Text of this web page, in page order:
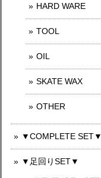
HARD WARE
TOOL
OIL
SKATE WAX
OTHER
▼COMPLETE SET▼
▼足回りSET▼